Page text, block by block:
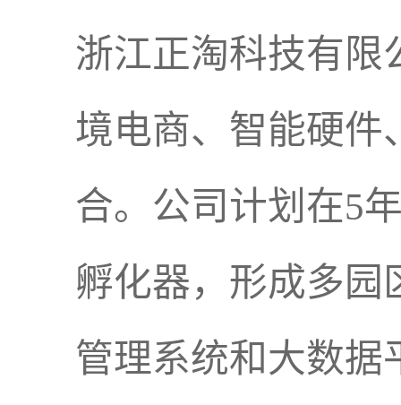
浙江正淘科技有限
境电商、智能硬件
合。公司计划在5
孵化器，形成多园
管理系统和大数据